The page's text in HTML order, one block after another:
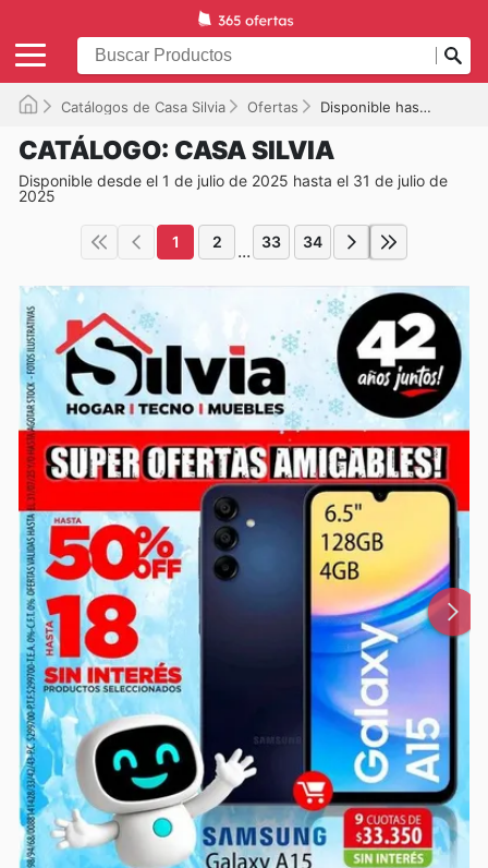
Catálogos de Casa Silvia Ofertas Disponible hasta el 31/07/2025
CATÁLOGO: CASA SILVIA
Disponible desde el 1 de julio de 2025 hasta el 31 de julio de
2025
1 2 ... 33 34